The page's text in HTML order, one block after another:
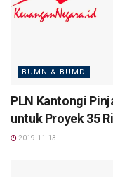
BUMN & BUMD
PLN Kantongi
untuk Proyek 35
2019-11-13